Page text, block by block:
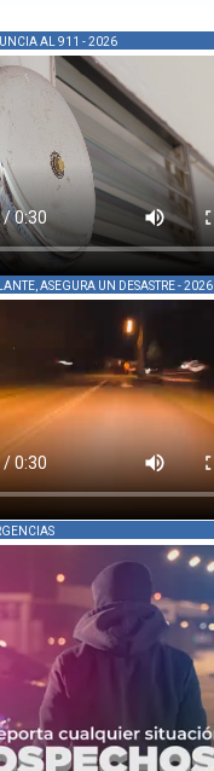
AL 911 - 2026
ASEGURA UN DESASTRE - 2026